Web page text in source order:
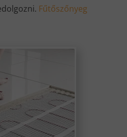
Fűtőszőnyeg